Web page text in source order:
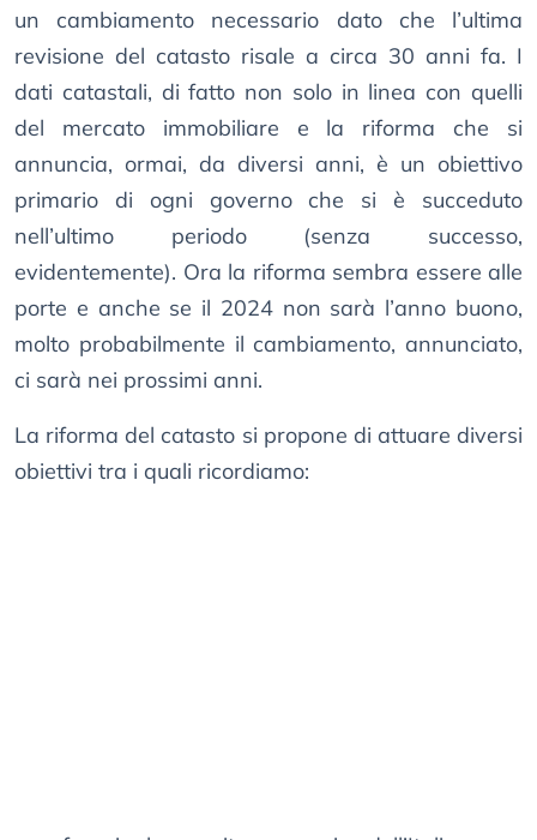
un cambiamento necessario dato che l’ultima
revisione del catasto risale a circa 30 anni fa. I
dati catastali, di fatto non solo in linea con quelli
del mercato immobiliare e la riforma che si
annuncia, ormai, da diversi anni, è un obiettivo
primario di ogni governo che si è succeduto
nell’ultimo periodo (senza successo,
evidentemente). Ora la riforma sembra essere alle
porte e anche se il 2024 non sarà l’anno buono,
molto probabilmente il cambiamento, annunciato,
ci sarà nei prossimi anni.
La riforma del catasto si propone di attuare diversi
obiettivi tra i quali ricordiamo: